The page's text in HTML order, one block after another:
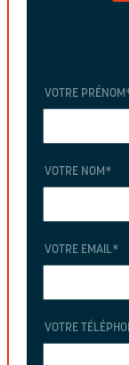
VOTRE PRÉNOM
VOTRE NOM *
VOTRE EMAIL*
VOTRE